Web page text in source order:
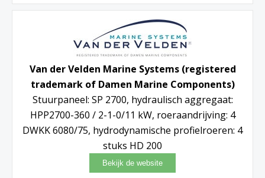
Van der Velden Marine Systems (registered
trademark of Damen Marine Components)
Stuurpaneel: SP 2700, hydraulisch aggregaat:
HPP2700-360 / 2-1-0/11 kW, roeraandrijving: 4
DWKK 6080/75, hydrodynamische profielroeren: 4
stuks HD 200